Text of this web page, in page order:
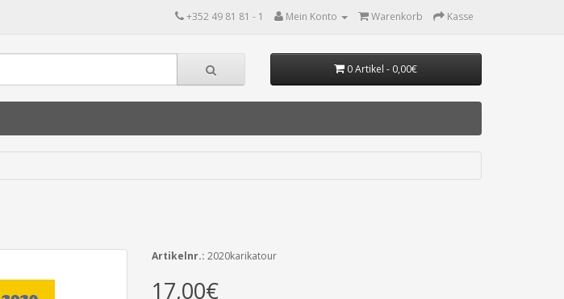
+352 49 81 81 - 1 Mein Konto Warenkorb Kasse
0 Artikel - 0,00€
Artikelnr.: 2020karikatour
17,00€